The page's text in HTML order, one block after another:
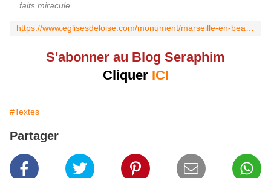
faits miracule...
S'abonner au Blog Seraphim
Cliquer ICI
#Textes
Partager